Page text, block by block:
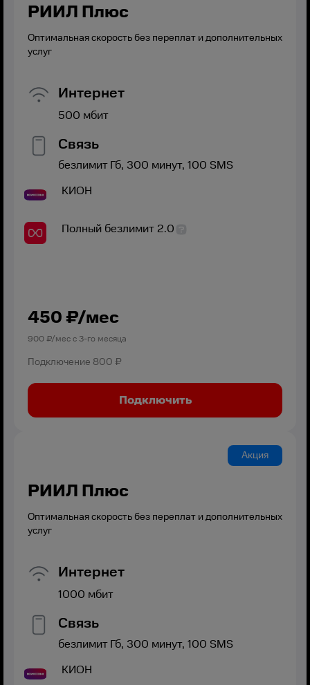
РИИЛ Плюс
Оптимальная скорость без переплат и дополнительных
услуг
Интернет
500 мбит
Связь
безлимитГб, 300 минут, 100 SMS
КИОН
Полный безлимит 2.0
450 ₽/мес
900₽/мес с 3-го месяца
Подключение 800 ₽
Подключить
Акция
РИИЛ Плюс
Оптимальная скорость без переплат и дополнительных
услуг
Интернет
1000 мбит
Связь
безлимитГб, 300 минут, 100 SMS
КИОН